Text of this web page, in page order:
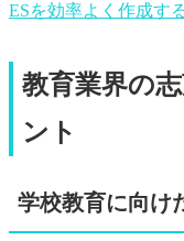
ESを効率よく作成す
教育業界の
ント
学校教育に向け